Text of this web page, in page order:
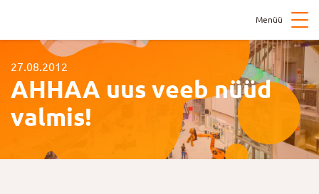
Menüü
27.08.2012
AHHAA uus veeb nüüd
valmis!